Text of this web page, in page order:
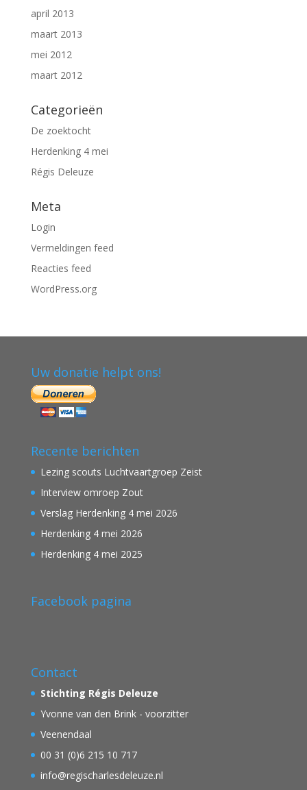
april 2013
maart 2013
mei 2012
maart 2012
Categorieën
De zoektocht
Herdenking 4 mei
Régis Deleuze
Meta
Login
Vermeldingen feed
Reacties feed
WordPress.org
Uw donatie helpt ons!
Recente berichten
Lezing scouts Luchtvaartgroep Zeist
Interview omroep Zout
Verslag Herdenking 4 mei 2026
Herdenking 4 mei 2026
Herdenking 4 mei 2025
Facebook pagina
Contact
Stichting Régis Deleuze
Yvonne van den Brink - voorzitter
Veenendaal
00 31 (0)6 215 10 717
info@regischarlesdeleuze.nl